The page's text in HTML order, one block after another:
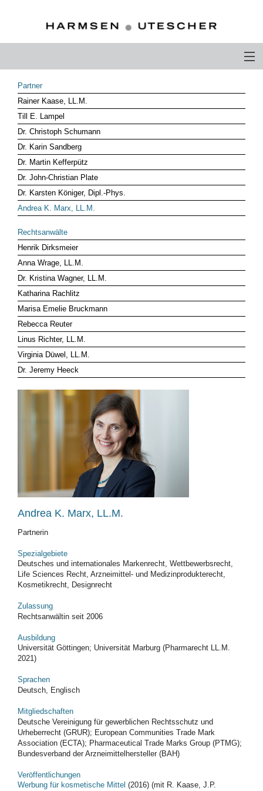
PROFIL
PHILOSOPHIE
KOMPETENZEN
RECHTSANWÄLTE
KARRIERE
KONTAKT
ANDERE ÜBER UNS
ENGLISH
MANDANTEN LOGIN
Partner
Rainer Kaase, LL.M.
Till E. Lampel
Dr. Christoph Schumann
Dr. Karin Sandberg
Dr. Martin Kefferpütz
Dr. John-Christian Plate
Dr. Karsten Königer, Dipl.-Phys.
Andrea K. Marx, LL.M.
Rechtsanwälte
Henrik Dirksmeier
Anna Wrage, LL.M.
Dr. Kristina Wagner, LL.M.
Katharina Rachlitz
Marisa Emelie Bruckmann
Rebecca Reuter
Linus Richter, LL.M.
Virginia Düwel, LL.M.
Dr. Jeremy Heeck
Andrea K. Marx, LL.M.
Partnerin
Spezialgebiete
Deutsches und internationales Markenrecht, Wettbewerbsrecht,
Life Sciences Recht, Arzneimittel- und Medizinprodukterecht,
Kosmetikrecht, Designrecht
Zulassung
Rechtsanwältin seit 2006
Ausbildung
Universität Göttingen; Universität Marburg (Pharmarecht LL.M.
2021)
Sprachen
Deutsch, Englisch
Mitgliedschaften
Deutsche Vereinigung für gewerblichen Rechtsschutz und
Urheberrecht (GRUR); European Communities Trade Mark
Association (ECTA); Pharmaceutical Trade Marks Group (PTMG);
Bundesverband der Arzneimittelhersteller (BAH)
Veröffentlichungen
Werbung für kosmetische Mittel (2016) (mit R. Kaase, J.P.